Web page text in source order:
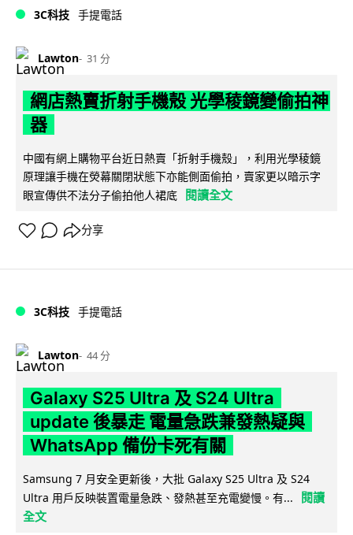
3C科技 手提電話
Lawton 31 分
網店熱賣折射手機殼 光學稜鏡變偷拍神
器
中國有網上購物平台近日熱賣「折射手機殼」，利用光學稜鏡
原理讓手機在熒幕關閉狀態下亦能側面偷拍，賣家更以暗示字
眼宣傳供不法分子偷拍他人裙底
閱讀全文
分享
3C科技 手提電話
Lawton 44 分
Galaxy S25 Ultra 及 S24 Ultra
update 後暴走 電量急跌兼發熱疑與
WhatsApp 備份卡死有關
Samsung 7 月安全更新後，大批 Galaxy S25 Ultra 及 S24
Ultra 用戶反映裝置電量急跌、發熱甚至充電變慢。有...
閱讀
全文